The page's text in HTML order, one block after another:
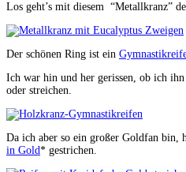
Los geht’s mit diesem “Metallkranz”
Der schönen Ring ist ein
Ich war hin und her gerissen, ob ich
oder streichen.
Da ich aber so ein großer Goldfan bin,
in Gold* gestrichen.